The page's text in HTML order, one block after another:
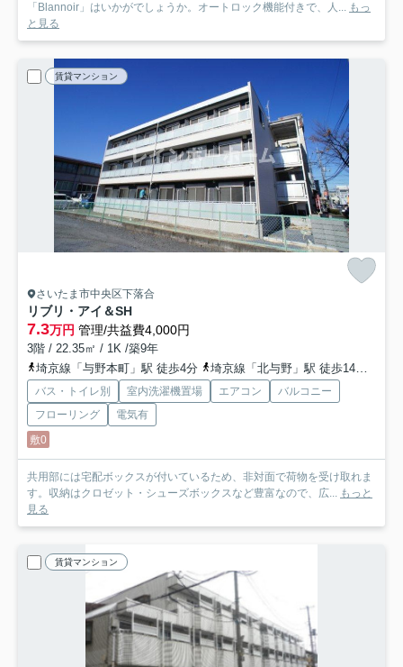
「Blannoir」はいかがでしょうか。オートロック機能付きで、人... もっ
と見る
賃貸マンション
さいたま市中央区下落合
リブリ・アイ＆SH
7.3万円 管理/共益費4,000円
3階 / 22.35㎡ / 1K /築9年
埼京線「与野本町」駅 徒歩4分
埼京線「北与野」駅 徒歩14分
バス・トイレ別 室内洗濯機置場 エアコン
バルコニー
フローリング
電気有
敷0
共用部には宅配ボックスが付いているため、非対面で荷物を受け取れま
す。収納はクロゼット・シューズボックスなど豊富なので、広... もっと
見る
賃貸マンション